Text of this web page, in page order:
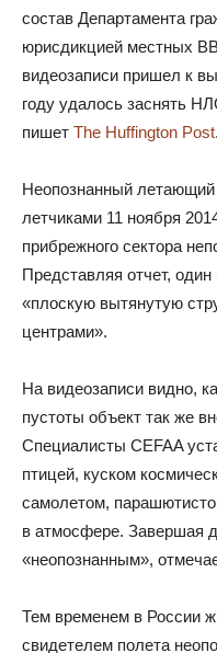
состав Департамента
юрисдикцией местных
видеозаписи пришел к
году удалось заснять
пишет The Huffington Post.
Неопознанный
летчиками 11 ноября
прибрежного сектора
Представляя отчет,
«плоскую вытянутую
центрами».
На видеозаписи видно,
пустоты объект так же
Специалисты CEFAA
птицей, куском
самолетом,
в атмосфере. Завершая
«неопознанным»,
Тем временем в России
свидетелем полета